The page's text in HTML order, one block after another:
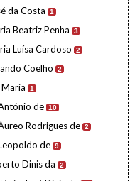
da Costa 1
Beatriz Penha 3
Luísa Cardoso 2
Coelho 2
Maria 1
de 10
Rodrigues de 2
de 9
Dinis da 2